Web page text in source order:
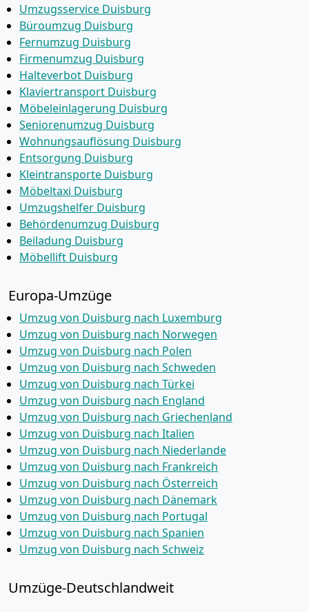
Umzugsservice Duisburg
Büroumzug Duisburg
Fernumzug Duisburg
Firmenumzug Duisburg
Halteverbot Duisburg
Klaviertransport Duisburg
Möbeleinlagerung Duisburg
Seniorenumzug Duisburg
Wohnungsauflösung Duisburg
Entsorgung Duisburg
Kleintransporte Duisburg
Möbeltaxi Duisburg
Umzugshelfer Duisburg
Behördenumzug Duisburg
Beiladung Duisburg
Möbellift Duisburg
Europa-Umzüge
Umzug von Duisburg nach Luxemburg
Umzug von Duisburg nach Norwegen
Umzug von Duisburg nach Polen
Umzug von Duisburg nach Schweden
Umzug von Duisburg nach Türkei
Umzug von Duisburg nach England
Umzug von Duisburg nach Griechenland
Umzug von Duisburg nach Italien
Umzug von Duisburg nach Niederlande
Umzug von Duisburg nach Frankreich
Umzug von Duisburg nach Österreich
Umzug von Duisburg nach Dänemark
Umzug von Duisburg nach Portugal
Umzug von Duisburg nach Spanien
Umzug von Duisburg nach Schweiz
Umzüge-Deutschlandweit